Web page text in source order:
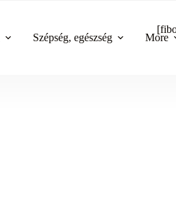
Szépség, egészség More